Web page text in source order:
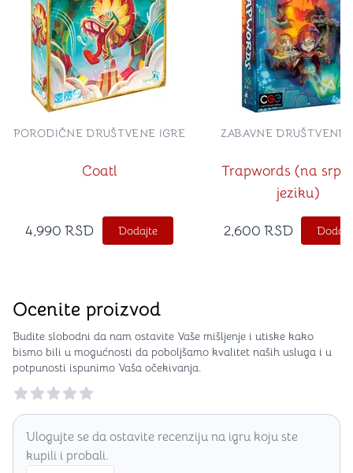
Coatl
PORODIČNE DRUŠTVENE IGRE
4,990 RSD Dodajte
Trapwords (na
jeziku)
ZABAVNE DRUŠTVENE
2,600 RSD
Ocenite proizvod
Budite slobodni da nam ostavite Vaše mišljenje i utiske kako
bismo bili u mogućnosti da poboljšamo kvalitet naših usluga i u
potpunosti ispunimo Vaša očekivanja.
Reviews
Ulogujte se da ostavite recenziju na igru koju ste
kupili i probali.